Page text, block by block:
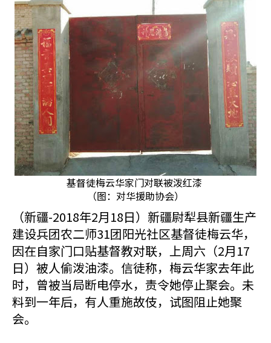
基督徒梅云华家门对联被泼红漆
（图：对华援助协会）
（新疆-2018年2月18日）新疆尉犁县新疆生产
建设兵团农二师31团阳光社区基督徒梅云华，
因在自家门口贴基督教对联，上周六（2月17
日）被人偷泼油漆。信徒称，梅云华家去年此
时，曾被当局断电停水，责令她停止聚会。未
料到一年后，有人重施故伎，试图阻止她聚
会。